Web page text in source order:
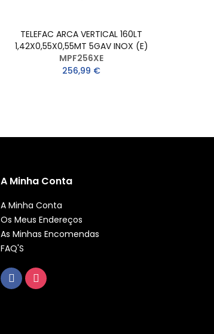
TELEFAC ARCA VERTICAL 160LT
1,42X0,55X0,55MT 5GAV INOX (E)
MPF256XE
256,99 €
A Minha Conta
A Minha Conta
Os Meus Endereços
As Minhas Encomendas
FAQ'S